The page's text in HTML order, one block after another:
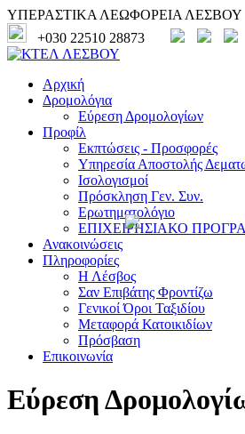
ΥΠΕΡΑΣΤΙΚΑ ΛΕΩΦΟΡΕΙΑ ΛΕΣΒΟΥ
+030 22510 28873
Αρχική
Δρομολόγια
Εύρεση Δρομολογίων
Προφίλ
Εκπτώσεις - Προσφορές
Υπηρεσία Αποστολής
Ισολογισμοί
Πρόσκληση Γεν. Συν.
Ερωτηματολόγιο
ΕΠΙΧΕΙΡΗΣΙΑΚΟ
Ανακοινώσεις
Πληροφορίες
Η Λέσβος
Σαν Επιβάτης Φροντίζω
Γενικοί Όροι Ταξιδίου
Μεταφορά Κατοικιδίων
Πρόσβαση
Επικοινωνία
Εύρεση